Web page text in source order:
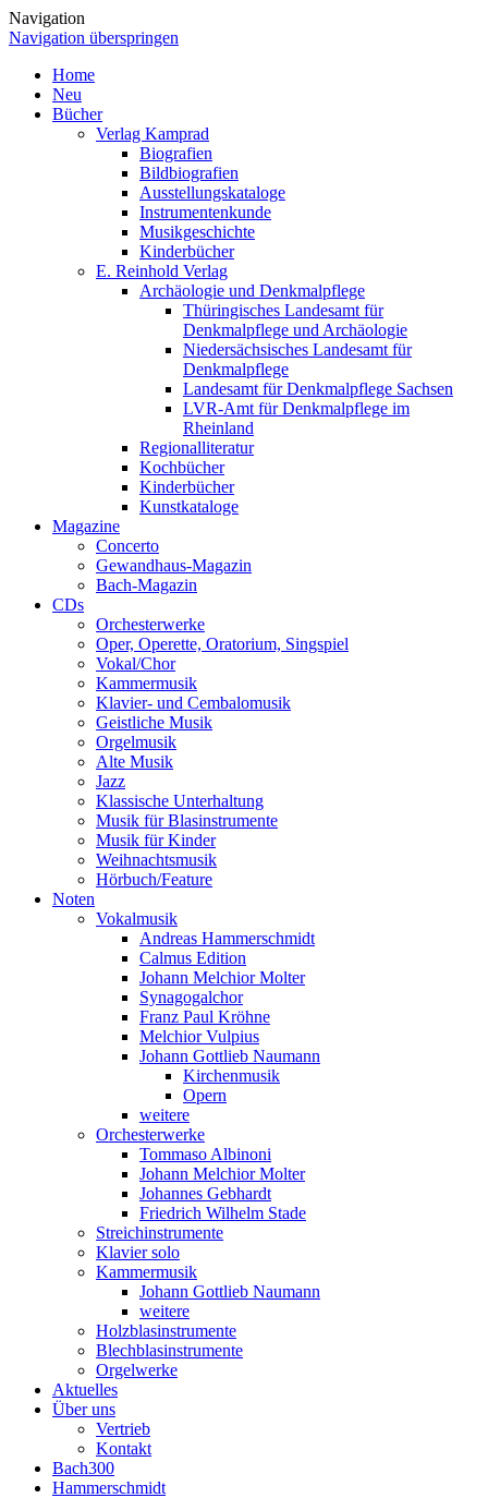
Navigation
Navigation überspringen
Home
Neu
Bücher
Verlag Kamprad
Biografien
Bildbiografien
Ausstellungskataloge
Instrumentenkunde
Musikgeschichte
Kinderbücher
E. Reinhold Verlag
Archäologie und Denkmalpflege
Thüringisches Landesamt für
Denkmalpflege und Archäologie
Niedersächsisches Landesamt für
Denkmalpflege
Landesamt für Denkmalpflege Sachsen
LVR-Amt für Denkmalpflege im
Rheinland
Regionalliteratur
Kochbücher
Kinderbücher
Kunstkataloge
Magazine
Concerto
Gewandhaus-Magazin
Bach-Magazin
CDs
Orchesterwerke
Oper, Operette, Oratorium, Singspiel
Vokal/Chor
Kammermusik
Klavier- und Cembalomusik
Geistliche Musik
Orgelmusik
Alte Musik
Jazz
Klassische Unterhaltung
Musik für Blasinstrumente
Musik für Kinder
Weihnachtsmusik
Hörbuch/Feature
Noten
Vokalmusik
Andreas Hammerschmidt
Calmus Edition
Johann Melchior Molter
Synagogalchor
Franz Paul Kröhne
Melchior Vulpius
Johann Gottlieb Naumann
Kirchenmusik
Opern
weitere
Orchesterwerke
Tommaso Albinoni
Johann Melchior Molter
Johannes Gebhardt
Friedrich Wilhelm Stade
Streichinstrumente
Klavier solo
Kammermusik
Johann Gottlieb Naumann
weitere
Holzblasinstrumente
Blechblasinstrumente
Orgelwerke
Aktuelles
Über uns
Vertrieb
Kontakt
Bach300
Hammerschmidt